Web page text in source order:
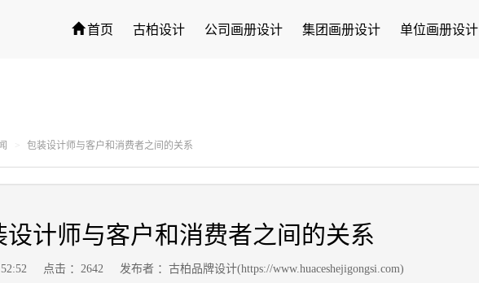
首页 古柏设计 公司画册设计 集团画册设计 单位画册设计
包装设计师与客户和消费者之间的关系
设计师与客户和消费者之间的关系
点击 ：2642 发布者 ：古柏品牌设计(https://www.huaceshejigongsi.com)